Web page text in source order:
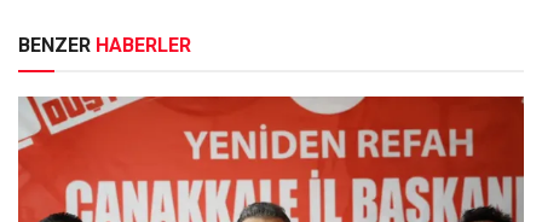
BENZER HABERLER